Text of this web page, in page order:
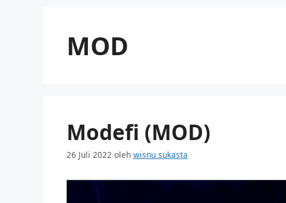
MOD
Modefi (MOD)
26 Juli 2022 oleh wisnu sukasta